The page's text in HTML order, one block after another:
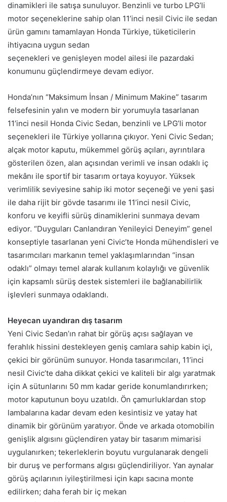
dinamikleri ile satışa sunuluyor. Benzinli ve turbo LPG’li
motor seçeneklerine sahip olan 11’inci nesil Civic ile sedan
ürün gamını tamamlayan Honda Türkiye, tüketicilerin
ihtiyacına uygun sedan
seçenekleri ve genişleyen model ailesi ile pazardaki
konumunu güçlendirmeye devam ediyor.
Honda’nın “Maksimum İnsan / Minimum Makine” tasarım
felsefesinin yalın ve modern bir yorumuyla tasarlanan
11’inci nesil Honda Civic Sedan, benzinli ve LPG’li motor
seçenekleri ile Türkiye yollarına çıkıyor. Yeni Civic Sedan;
alçak motor kaputu, mükemmel görüş açıları, ayrıntılara
gösterilen özen, alan açısından verimli ve insan odaklı iç
mekânı ile sportif bir tasarım ortaya koyuyor. Yüksek
verimlilik seviyesine sahip iki motor seçeneği ve yeni şasi
ile daha rijit bir gövde tasarımı ile 11’inci nesil Civic,
konforu ve keyifli sürüş dinamiklerini sunmaya devam
ediyor. “Duyguları Canlandıran Yenileyici Deneyim” genel
konseptiyle tasarlanan yeni Civic’te Honda mühendisleri ve
tasarımcıları markanın temel yaklaşımlarından “insan
odaklı” olmayı temel alarak kullanım kolaylığı ve güvenlik
için kapsamlı sürüş destek sistemleri ile bağlanabilirlik
işlevleri sunmaya odaklandı.
Heyecan uyandıran dış tasarım
Yeni Civic Sedan’ın rahat bir görüş açısı sağlayan ve
ferahlık hissini destekleyen geniş camlara sahip kabin içi,
çekici bir görünüm sunuyor. Honda tasarımcıları, 11’inci
nesil Civic’te daha dikkat çekici ve kaliteli bir algı yaratmak
için A sütunlarını 50 mm kadar geride konumlandırırken;
motor kaputunun boyu uzatıldı. Ön çamurluklardan stop
lambalarına kadar devam eden kesintisiz ve yatay hat
dinamik bir görünüm yaratıyor. Önde ve arkada otomobilin
genişlik algısını güçlendiren yatay bir tasarım mimarisi
uygulanırken; tekerleklerin boyutu vurgulanarak dengeli
bir duruş ve performans algısı güçlendiriliyor. Yan aynalar
görüş açılarının iyileştirilmesi için kapı sacına monte
edilirken; daha ferah bir iç mekan